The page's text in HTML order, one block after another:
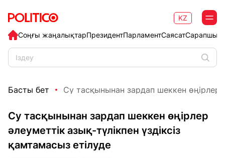
Соңғы жаңалықтарПрезидентПарламентСаясат
KZ
Басты бет Су тасқынынан зардап шеккен өңірлер
Су тасқынынан зардап шеккен өңірлер
әлеуметтік азық-түлікпен үздіксіз
қамтамасыз етілуде